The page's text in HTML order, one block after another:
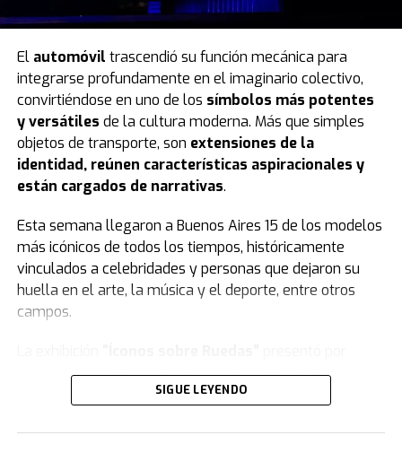
El automóvil trascendió su función mecánica para
integrarse profundamente en el imaginario colectivo,
convirtiéndose en uno de los símbolos más potentes
y versátiles de la cultura moderna. Más que simples
objetos de transporte, son extensiones de la
identidad, reúnen características aspiracionales y
están cargados de narrativas.
Esta semana llegaron a Buenos Aires 15 de los modelos
más icónicos de todos los tiempos, históricamente
vinculados a celebridades y personas que dejaron su
huella en el arte, la música y el deporte, entre otros
campos.
primera vez en Argentina varios vehículos de la
Jorge Yarur, creador de la
Santiago de Chile.
SIGUE LEYENDO